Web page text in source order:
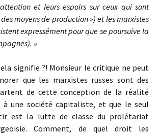
et leurs espoirs sur ceux qui sont
moyens de production ») et les marxistes
expressément pour que se poursuive la
»
signifie ?! Monsieur le critique ne peut
que les marxistes russes sont des
de cette conception de la réalité
à une société capitaliste, et que le seul
est la lutte de classe du prolétariat
Comment, de quel droit les